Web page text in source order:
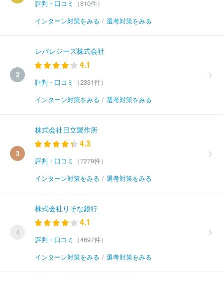
評判・口コミ
（810件）
インターン対策をみる / 選考対策をみる
2
レバレジーズ株式会社
4.1
評判・口コミ
（2331件）
インターン対策をみる / 選考対策をみる
3
株式会社日立製作所
4.3
評判・口コミ
（7279件）
インターン対策をみる / 選考対策をみる
4
株式会社りそな銀行
4.1
評判・口コミ
（4697件）
インターン対策をみる / 選考対策をみる